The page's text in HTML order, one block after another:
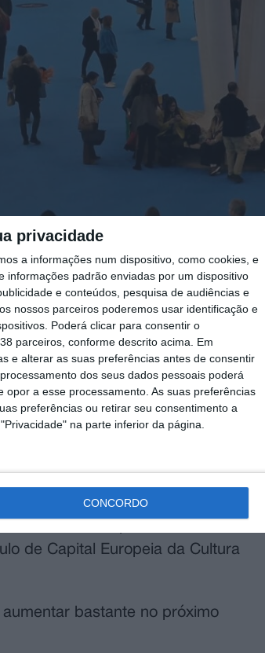
privacidade
a informações num dispositivo, como cookies, e
informações padrão enviadas por um dispositivo
e conteúdos, pesquisa de audiências e
nossos parceiros poderemos usar identificação e
Poderá clicar para consentir o
parceiros, conforme descrito acima. Em
e alterar as suas preferências antes de consentir
dos seus dados pessoais poderá
a esse processamento. As suas preferências
preferências ou retirar seu consentimento a
na parte inferior da página.
CONCORDO
Lisbon Travel Market, em
hoje o presidente da câmara.
mostrou-se satisfeito com
de todo o potencial” deste
património, vivências e
posicionamento como um centro
à escala europeia”, Zorrinho
de Capital Europeia da Cultura
bastante no próximo